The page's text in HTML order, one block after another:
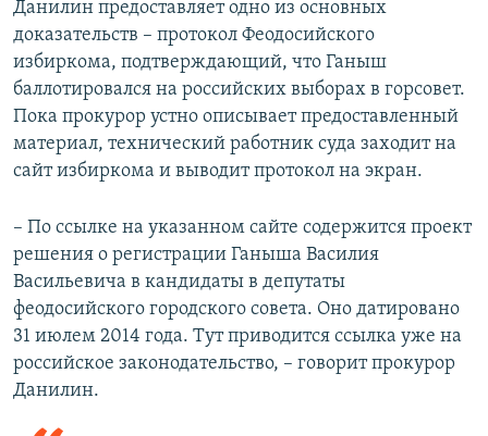
Данилин предоставляет одно из основных
доказательств – протокол Феодосийского
избиркома, подтверждающий, что Ганыш
баллотировался на российских выборах в горсовет.
Пока прокурор устно описывает предоставленный
материал, технический работник суда заходит на
сайт избиркома и выводит протокол на экран.
– По ссылке на указанном сайте содержится проект
решения о регистрации Ганыша Василия
Васильевича в кандидаты в депутаты
феодосийского городского совета. Оно датировано
31 июлем 2014 года. Тут приводится ссылка уже на
российское законодательство, – говорит прокурор
Данилин.